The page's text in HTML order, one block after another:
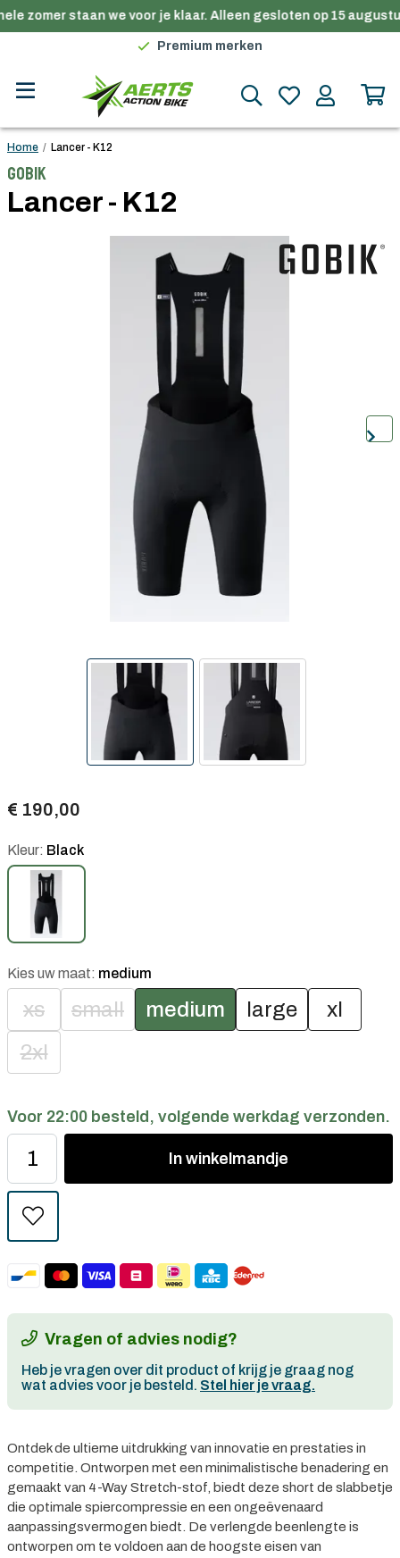
zomer staan we voor je klaar. Alleen gesloten op 15
Gratis verzending in België vanaf €100
Premium merken
Gratis verzending in België vanaf €100
Home / Lancer - K12
Gobik
Lancer - K12
€ 190,00
Kleur: Black
Kies uw maat: medium
xs small medium large
xl
2xl
Voor 22:00 besteld, volgende werkdag verzonden.
In winkelmandje
Vragen of advies nodig?
Heb je vragen over dit product of krijg je graag nog
wat advies voor je besteld. Stel hier je vraag.
Ontdek de ultieme uitdrukking van innovatie en prestaties in
competitie. Ontworpen met een minimalistische benadering en
gemaakt van 4-Way Stretch-stof, biedt deze short de slabbetje
die optimale spiercompressie en een ongeëvenaard
aanpassingsvermogen biedt. De verlengde beenlengte is
ontworpen om te voldoen aan de hoogste eisen van